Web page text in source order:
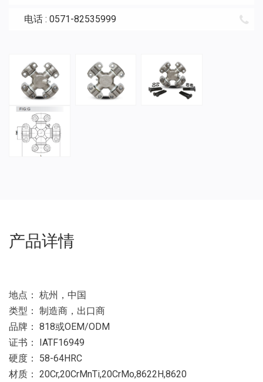
电话 : 0571-82535999
产品详情
地点： 杭州，中国
类型： 制造商，出口商
品牌： 818或OEM/ODM
证书： IATF16949
硬度： 58-64HRC
材质： 20Cr,20CrMnTi,20CrMo,8622H,8620